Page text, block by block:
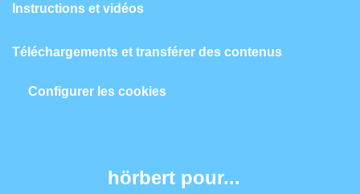
Instructions et vidéos
Téléchargements et transférer des contenus
Configurer les cookies
hörbert pour...